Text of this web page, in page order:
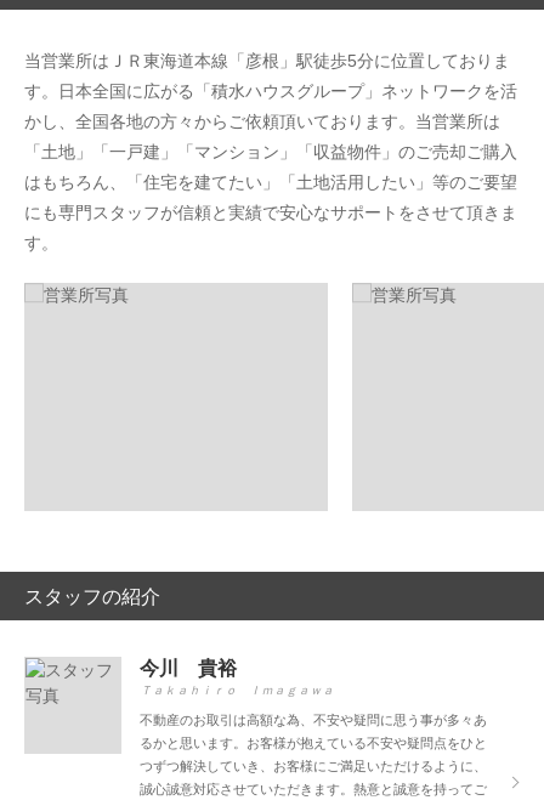
当営業所はＪＲ東海道本線「彦根」駅徒歩5分に位置しておりま
す。日本全国に広がる「積水ハウスグループ」ネットワークを活
かし、全国各地の方々からご依頼頂いております。当営業所は
「土地」「一戸建」「マンション」「収益物件」のご売却ご購入
はもちろん、「住宅を建てたい」「土地活用したい」等のご要望
にも専門スタッフが信頼と実績で安心なサポートをさせて頂きま
す。
スタッフの紹介
今川 貴裕
Ｔａｋａｈｉｒｏ Ｉｍａｇａｗａ
不動産のお取引は高額な為、不安や疑問に思う事が多々あ
るかと思います。お客様が抱えている不安や疑問点をひと
つずつ解決していき、お客様にご満足いただけるように、
誠心誠意対応させていただきます。熱意と誠意を持ってご